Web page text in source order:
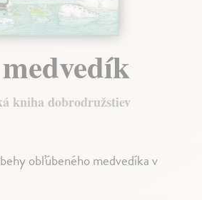
kniha dobrodružstiev
obľúbeného medvedíka v